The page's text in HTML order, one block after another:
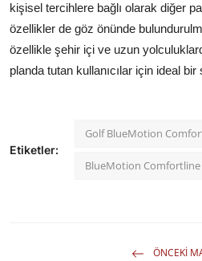
kişisel tercihlere bağlı olarak diğer
özellikler de göz önünde
özellikle şehir içi ve uzun
planda tutan kullanıcılar için ideal bir
Etiketler:
Golf BlueMotion
BlueMotion Comfortline
ÖNCEKI